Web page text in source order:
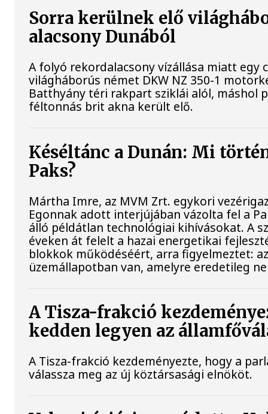
Sorra kerülnek elő
alacsony Dunából
A folyó rekordalacsony vízállása miatt egy
világháborús német DKW NZ 350-1
Batthyány téri rakpart sziklái alól, máshol
féltonnás brit akna került elő.
Késéltánc a Dunán: Mi
Paks?
Mártha Imre, az MVM Zrt. egykori
Egonnak adott interjújában vázolta fel a
álló példátlan technológiai kihívásokat. A
éveken át felelt a hazai energetikai
blokkok működéséért, arra figyelmeztet:
üzemállapotban van, amelyre eredetileg
A Tisza-frakció
kedden legyen az
A Tisza-frakció kezdeményezte, hogy a
válassza meg az új köztársasági elnököt.